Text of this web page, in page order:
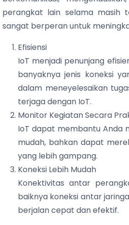
perangkat lain selama masih
sangat berperan untuk
Efisiensi
IoT menjadi penunjang
banyaknya jenis koneksi
dalam meneyelesaikan
terjaga dengan IoT.
Monitor Kegiatan Secara
IoT dapat membantu Anda
mudah, bahkan dapat
yang lebih gampang.
Koneksi Lebih Mudah
Konektivitas antar
baiknya koneksi antar
berjalan cepat dan efektif.